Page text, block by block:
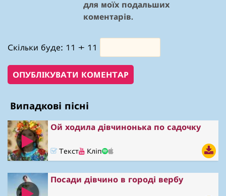
для моїх подальших
коментарів.
Скільки буде: 11 + 11
Випадкові пісні
Ой ходила дівчинонька по садочку
Текст Кліп
Посади дівчино в городі вербу